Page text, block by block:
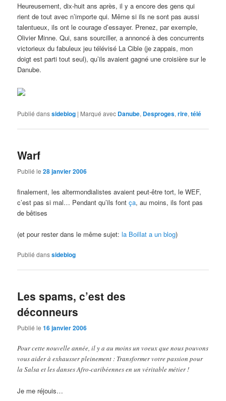
Heureusement, dix-huit ans après, il y a encore des gens qui
rient de tout avec n’importe qui. Même si ils ne sont pas aussi
talentueux, ils ont le courage d’essayer. Prenez, par exemple,
Olivier Minne. Qui, sans sourciller, a annoncé à des concurrents
victorieux du fabuleux jeu télévisé La Cible (je zappais, mon
doigt est parti tout seul), qu’ils avaient gagné une croisière sur le
Danube.
Publié danssideblog | Marqué avec Danube, Desproges,rire,télé
Warf
Publié le28 janvier 2006
finalement, les altermondialistes avaient peut-être tort, le WEF,
c’est pas si mal… Pendant qu’ils fontça, au moins, ils font pas
de bêtises
(et pour rester dans le même sujet:la Boillat a un blog)
Publié danssideblog
Les spams, c’est des
déconneurs
Publié le16 janvier 2006
Pour cette nouvelle année, il y a au moins un voeux que nous pouvons
vous aider à exhausser pleinement : Transformer votre passion pour
la Salsa et les danses Afro-caribéennes en un véritable métier !
Je me réjouis…